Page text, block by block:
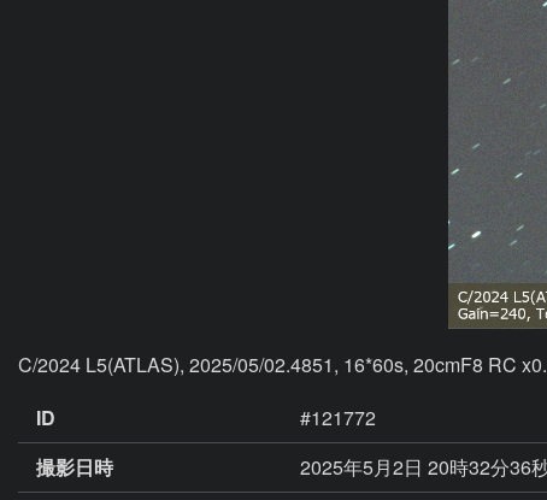
C/2024 L5(ATLAS), 2025/05/02.4851, 16*60s, 20cmF8 RC
ID
#121772
撮影日時
2025年5月2日 20時32分36